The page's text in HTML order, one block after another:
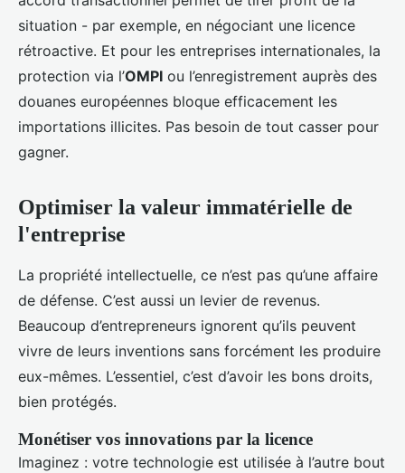
situation - par exemple, en négociant une licence
rétroactive. Et pour les entreprises internationales, la
protection via l’OMPI ou l’enregistrement auprès des
douanes européennes bloque efficacement les
importations illicites. Pas besoin de tout casser pour
gagner.
Optimiser la valeur immatérielle de
l'entreprise
La propriété intellectuelle, ce n’est pas qu’une affaire
de défense. C’est aussi un levier de revenus.
Beaucoup d’entrepreneurs ignorent qu’ils peuvent
vivre de leurs inventions sans forcément les produire
eux-mêmes. L’essentiel, c’est d’avoir les bons droits,
bien protégés.
Monétiser vos innovations par la licence
Imaginez : votre technologie est utilisée à l’autre bout